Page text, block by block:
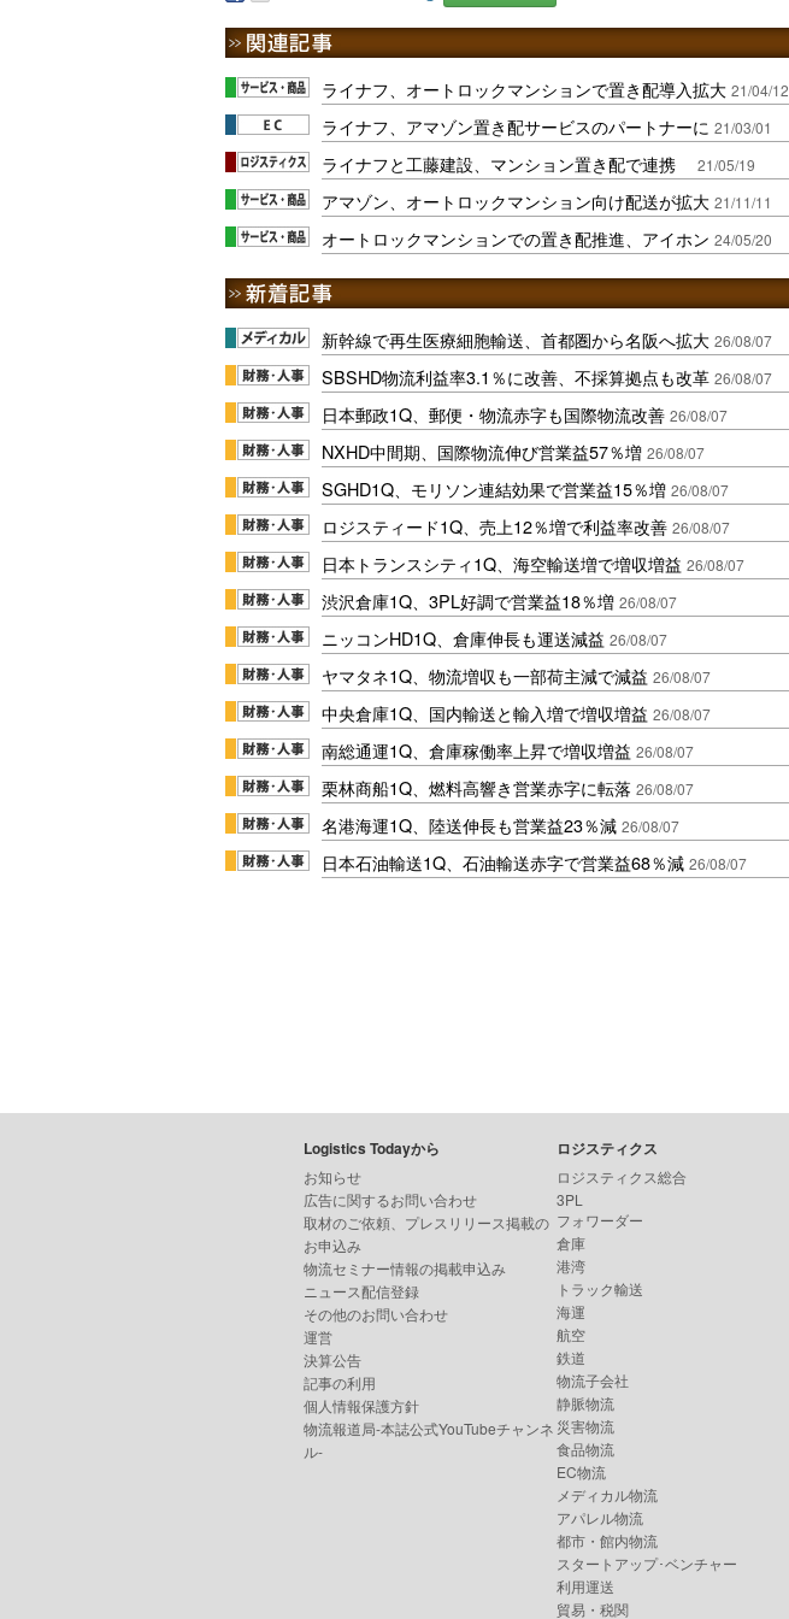
ライナフ、オートロックマンションで置き配導入拡大 21/04/12
ライナフ、アマゾン置き配サービスのパートナーに 21/03/01
ライナフと工藤建設、マンション置き配で連携 21/05/19
アマゾン、オートロックマンション向け配送が拡大 21/11/11
オートロックマンションでの置き配推進、アイホン 24/05/20
新幹線で再生医療細胞輸送、首都圏から名阪へ拡大 26/08/07
SBSHD物流利益率3.1％に改善、不採算拠点も改革 26/08/07
日本郵政1Q、郵便・物流赤字も国際物流改善 26/08/07
NXHD中間期、国際物流伸び営業益57％増 26/08/07
SGHD1Q、モリソン連結効果で営業益15％増 26/08/07
ロジスティード1Q、売上12％増で利益率改善 26/08/07
日本トランスシティ1Q、海空輸送増で増収増益 26/08/07
渋沢倉庫1Q、3PL好調で営業益18％増 26/08/07
ニッコンHD1Q、倉庫伸長も運送減益 26/08/07
ヤマタネ1Q、物流増収も一部荷主減で減益 26/08/07
中央倉庫1Q、国内輸送と輸入増で増収増益 26/08/07
南総通運1Q、倉庫稼働率上昇で増収増益 26/08/07
栗林商船1Q、燃料高響き営業赤字に転落 26/08/07
名港海運1Q、陸送伸長も営業益23％減 26/08/07
日本石油輸送1Q、石油輸送赤字で営業益68％減 26/08/07
Logistics Todayから
お知らせ
広告に関するお問い合わせ
取材のご依頼、プレスリリース掲載の
お申込み
物流セミナー情報の掲載申込み
ニュース配信登録
その他のお問い合わせ
運営
決算公告
記事の利用
個人情報保護方針
物流報道局-本誌公式YouTubeチャンネ
ル-
ロジスティクス
ロジスティクス総合
3PL
フォワーダー
倉庫
港湾
トラック輸送
海運
航空
鉄道
物流子会社
静脈物流
災害物流
食品物流
EC物流
メディカル物流
アパレル物流
都市・館内物流
スタートアップ･ベンチャー
利用運送
貿易・税関